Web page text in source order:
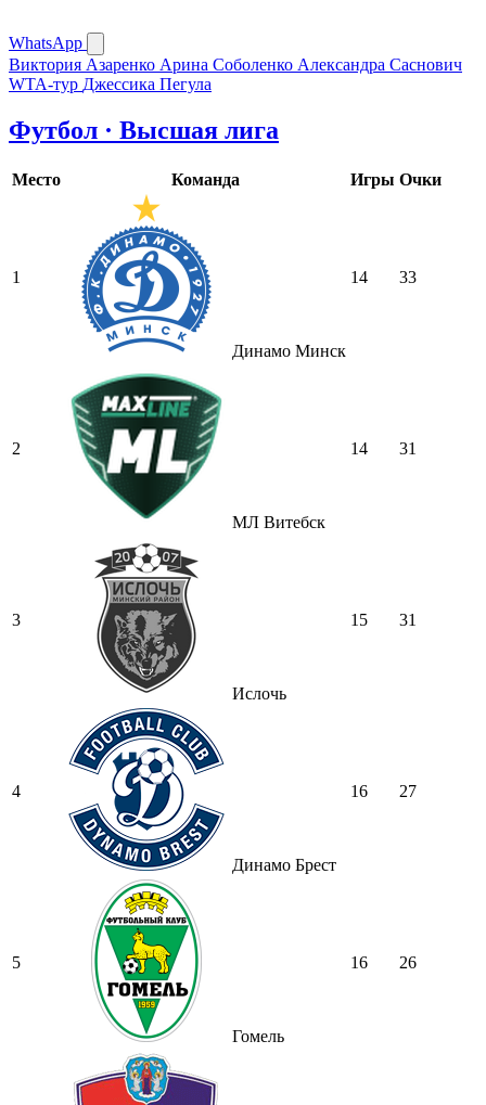
WhatsApp
Виктория Азаренко Арина Соболенко Александра Саснович
WTA-тур Джессика Пегула
Футбол · Высшая лига
Место Команда Игры Очки
1
Динамо Минск
14 33
2
МЛ Витебск
14 31
3
Ислочь
15 31
4
Динамо Брест
16 27
5
Гомель
16 26